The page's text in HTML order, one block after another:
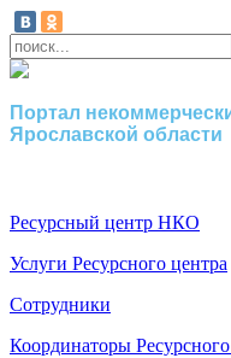
Портал
Ярославской области
Ресурсный центр НКО
Услуги Ресурсного центра
Сотрудники
Координаторы